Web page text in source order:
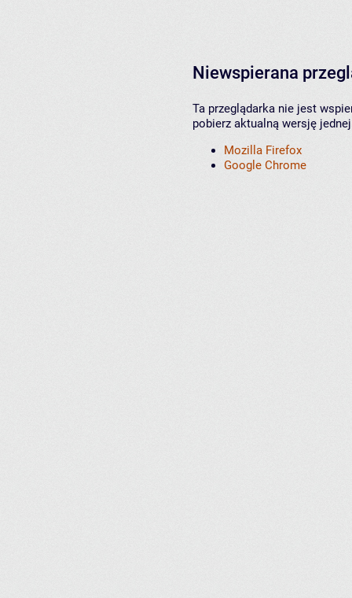
Niewspierana
Ta przeglądarka nie jest
pobierz aktualną wersję
Mozilla Firefox
Google Chrome